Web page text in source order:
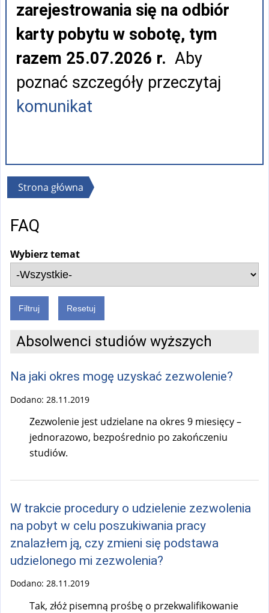
zarejestrowania się na odbiór
karty pobytu w sobotę, tym
razem 25.07.2026 r. Aby
poznać szczegóły przeczytaj
komunikat
Jesteś
Strona główna
FAQ
Wybierz temat
Absolwenci studiów wyższych
Na jaki okres mogę uzyskać zezwolenie?
Dodano: 28.11.2019
Zezwolenie jest udzielane na okres 9 miesięcy –
jednorazowo, bezpośrednio po zakończeniu
studiów.
W trakcie procedury o udzielenie zezwolenia
na pobyt w celu poszukiwania pracy
znalazłem ją, czy zmieni się podstawa
udzielonego mi zezwolenia?
Dodano: 28.11.2019
Tak, złóż pisemną prośbę o przekwalifikowanie